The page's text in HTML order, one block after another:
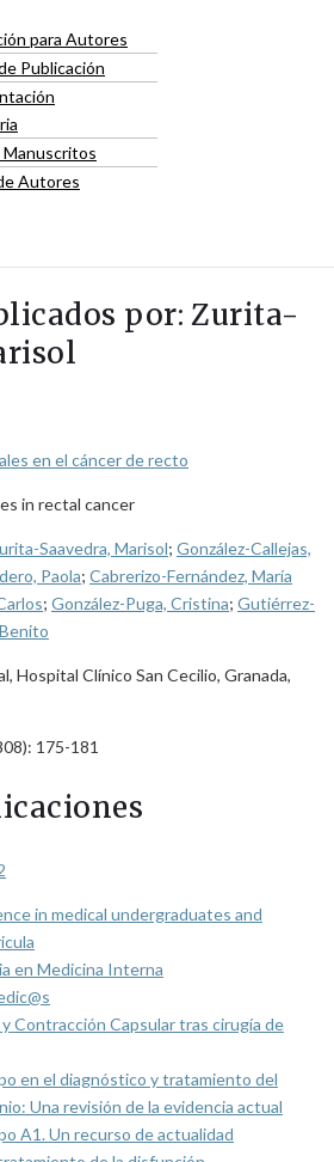
para Autores
Publicación
Manuscritos
Autores
por: Zurita-
en el cáncer de recto
in rectal cancer
Saavedra, Marisol; González-Callejas,
Paola; Cabrerizo-Fernández, María
; González-Puga, Cristina; Gutiérrez-
Hospital Clínico San Cecilio, Granada,
175-181
in medical undergraduates and
en Medicina Interna
Contracción Capsular tras cirugía de
en el diagnóstico y tratamiento del
Una revisión de la evidencia actual
A1. Un recurso de actualidad